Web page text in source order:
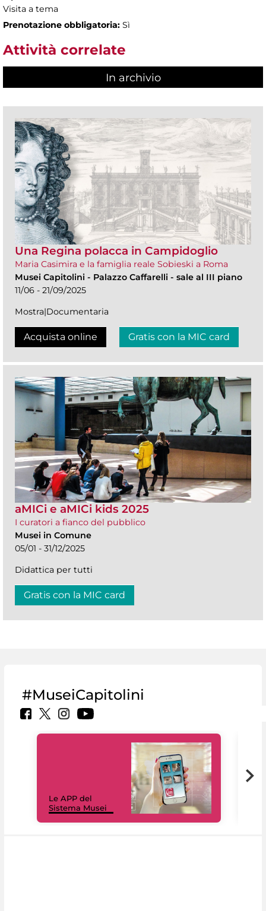
Visita a tema
Prenotazione obbligatoria: Sì
Attività correlate
In archivio
Una Regina polacca in Campidoglio
Maria Casimira e la famiglia reale Sobieski a Roma
Musei Capitolini - Palazzo Caffarelli - sale al III piano
11/06 - 21/09/2025
Mostra|Documentaria
Acquista online Gratis con la MIC card
aMICi e aMICi kids 2025
I curatori a fianco del pubblico
Musei in Comune
05/01 - 31/12/2025
Didattica per tutti
Gratis con la MIC card
#MuseiCapitolini
Le APP del
Sistema Musei